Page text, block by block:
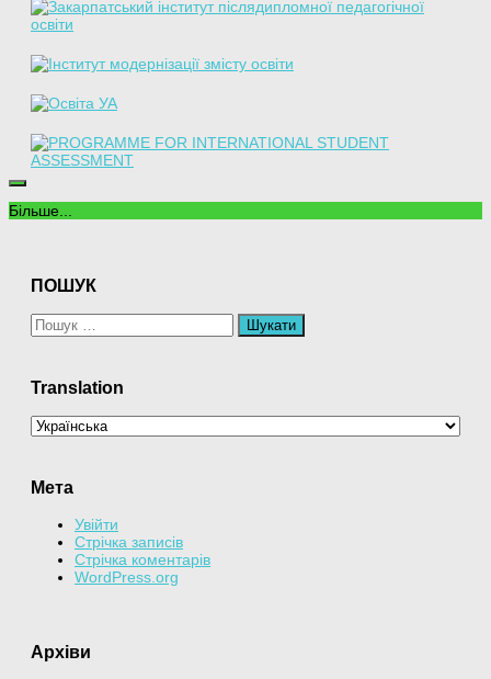
Більше...
ПОШУК
Пошук:
Translation
Мета
Увійти
Стрічка записів
Стрічка коментарів
WordPress.org
Архіви